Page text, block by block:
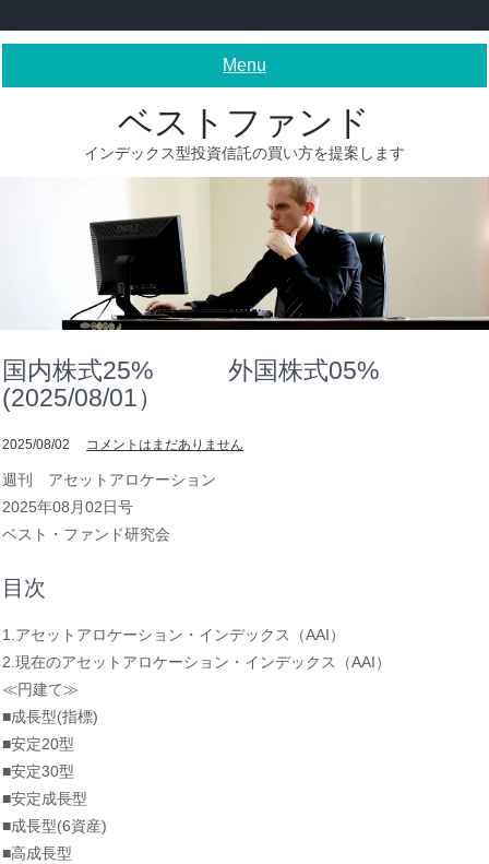
to
Menu
ベストファンド
インデックス型投資信託の買い方を提案します
国内株式25% 外国株式05%
(2025/08/01）
2025/08/02 コメントはまだありません
週刊 アセットアロケーション
2025年08月02日号
ベスト・ファンド研究会
目次
1.アセットアロケーション・インデックス（AAI）
2.現在のアセットアロケーション・インデックス（AAI）
≪円建て≫
■成長型(指標)
■安定20型
■安定30型
■安定成長型
■成長型(6資産)
■高成長型